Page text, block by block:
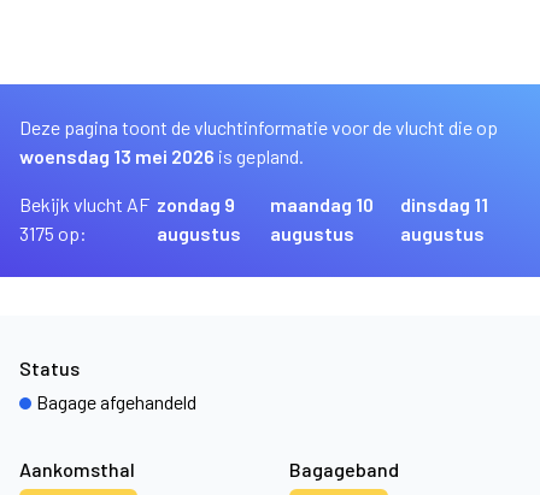
Deze pagina toont de vluchtinformatie voor de vlucht die op
woensdag 13 mei 2026 is gepland.
Bekijk vlucht AF
3175 op:
zondag 9
augustus
maandag 10
augustus
dinsdag 11
augustus
Aankomsthal Bagageband
Status
Bagage afgehandeld